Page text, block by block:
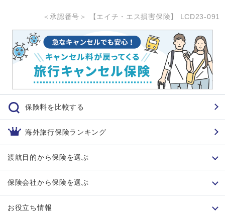
＜承認番号＞ 【エイチ・エス損害保険】 LCD23-091
保険料を比較する
海外旅行保険ランキング
渡航目的から保険を選ぶ
保険会社から保険を選ぶ
お役立ち情報